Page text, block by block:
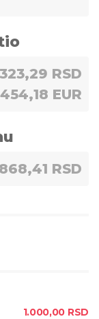
RSD
EUR
RSD
1.000,00 RSD